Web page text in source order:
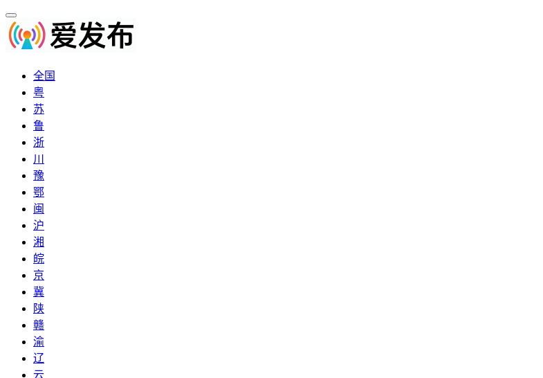
全国
粤
苏
鲁
浙
川
豫
鄂
闽
沪
湘
皖
京
冀
陕
赣
渝
辽
云